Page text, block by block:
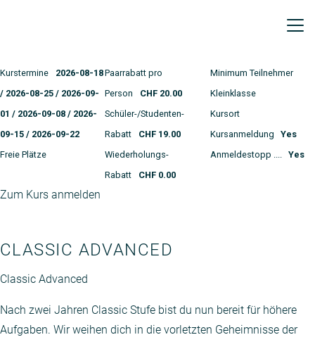
Kurstermine
2026-08-18
/ 2026-08-25 / 2026-09-
01 / 2026-09-08 / 2026-
09-15 / 2026-09-22
Freie Plätze
Paarrabatt pro
Person
CHF 20.00
Schüler-/Studenten-
Rabatt
CHF 19.00
Wiederholungs-
Rabatt
CHF 0.00
Kleinklassenzuschlag
Minimum Teilnehmer
Kleinklasse
Kursort
Kursanmeldung
Yes
Anmeldestopp ....
Yes
Zum Kurs anmelden
CLASSIC ADVANCED
Classic Advanced
Nach zwei Jahren Classic Stufe bist du nun bereit für höhere
Aufgaben. Wir weihen dich in die vorletzten Geheimnisse der